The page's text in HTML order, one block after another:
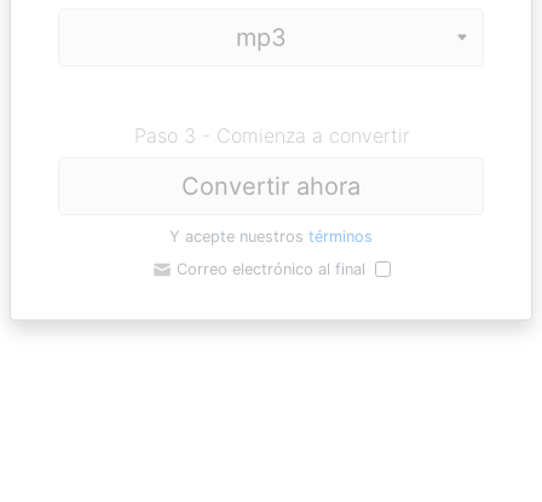
Paso 3 - Comienza a convertir
Convertir ahora
Y acepte nuestros términos
Correo electrónico al final